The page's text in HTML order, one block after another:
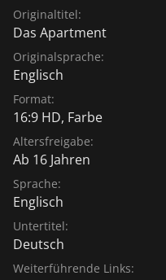
Originaltitel:
Das Apartment
Originalsprache:
Englisch
Format:
16:9 HD, Farbe
Altersfreigabe:
Ab 16 Jahren
Sprache:
Englisch
Untertitel:
Deutsch
Weiterführende Links: